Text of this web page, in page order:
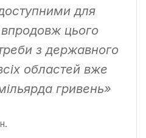
для
цього
з державного
областей вже
гривень»